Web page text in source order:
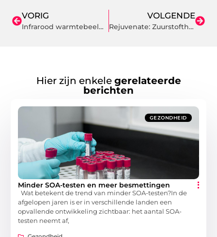
VORIG
Infrarood warmtebeeldcamera kopen: ontdek de kracht van thermische precisie
VOLGENDE
Rejuvenate: Zuurstoftherapie voor een Nieuw Begin
Hier zijn enkele gerelateerde
berichten
GEZONDHEID
Minder SOA-testen en meer besmettingen
Wat betekent de trend van minder SOA-testen?In de
afgelopen jaren is er in verschillende landen een
opvallende ontwikkeling zichtbaar: het aantal SOA-
testen neemt af,